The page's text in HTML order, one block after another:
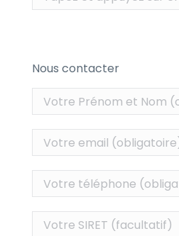
:
Nous contacter